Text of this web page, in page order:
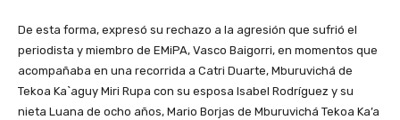
De esta forma, expresó su rechazo a la agresión que sufrió el
periodista y miembro de EMiPA, Vasco Baigorri, en momentos que
acompañaba en una recorrida a Catri Duarte, Mburuvichá de
Tekoa Ka`aguy Miri Rupa con su esposa Isabel Rodríguez y su
nieta Luana de ocho años, Mario Borjas de Mburuvichá Tekoa Ka’a